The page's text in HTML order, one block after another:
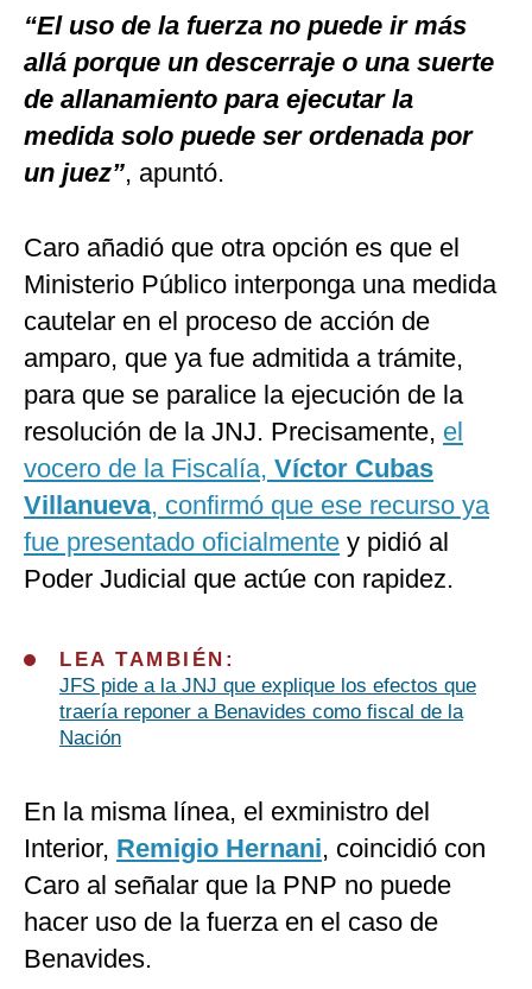
“El uso de la fuerza no puede ir más
allá porque un descerraje o una suerte
de allanamiento para ejecutar la
medida solo puede ser ordenada por
un juez”, apuntó.
Caro añadió que otra opción es que el
Ministerio Público interponga una medida
cautelar en el proceso de acción de
amparo, que ya fue admitida a trámite,
para que se paralice la ejecución de la
resolución de la JNJ. Precisamente, el
vocero de la Fiscalía, Víctor Cubas
Villanueva, confirmó que ese recurso ya
fue presentado oficialmente y pidió al
Poder Judicial que actúe con rapidez.
LEA TAMBIÉN:
JFS pide a la JNJ que explique los efectos que
traería reponer a Benavides como fiscal de la
Nación
En la misma línea, el exministro del
Interior, Remigio Hernani, coincidió con
Caro al señalar que la PNP no puede
hacer uso de la fuerza en el caso de
Benavides.